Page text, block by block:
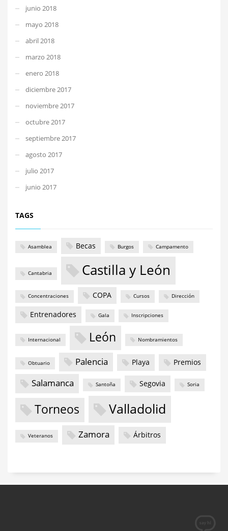
junio 2018
mayo 2018
abril 2018
marzo 2018
enero 2018
diciembre 2017
noviembre 2017
octubre 2017
septiembre 2017
agosto 2017
julio 2017
junio 2017
TAGS
Asamblea Becas Burgos Campamento
Cantabria Castilla y León
Concentraciones COPA Cursos Dirección
Entrenadores Gala Inscripciones
Internacional León Nombramientos
Obtuario Palencia Playa Premios
Salamanca Santoña Segovia Soria
Torneos Valladolid
Veteranos Zamora Árbitros